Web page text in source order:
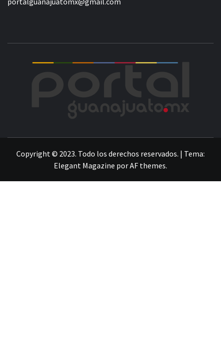
Copyright © 2023. Todo los derechos reservados. | Tema:
Elegant Magazine porAF themes.